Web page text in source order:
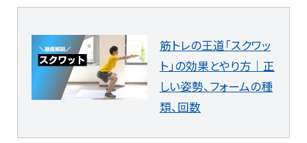
筋トレの王道「スクワッ
ト」の効果とやり方｜正
しい姿勢、フォームの種
類、回数